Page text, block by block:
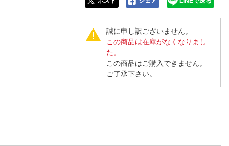
誠に申し訳ございません。
この商品は在庫がなくなりまし
た。
この商品はご購入できません。
ご了承下さい。